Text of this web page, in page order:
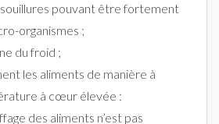
pouvant être fortement
organismes ;
du froid ;
les aliments de manière à
à cœur élevée :
des aliments n’est pas